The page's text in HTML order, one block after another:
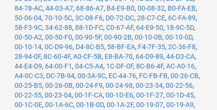
84-78-AC, 44-03-A7, 68-86-A7, B4-E9-B0, 00-08-32, B0-FA-EB,
50-06-04, 70-10-5C, 3C-08-F6, D0-72-DC, 28-C7-CE, 6C-FA-89,
58-F3-9C, 34-62-88, 88-1D-FC, C0-67-AF, 64-E9-50, 18-9C-5D,
00-50-A2, 00-50-F0, 00-90-5F, 00-90-2B, 00-10-0B, 00-10-0D,
00-10-14, 0C-D9-96, D4-8C-B5, 58-BF-EA, F4-7F-35, 2C-36-F8,
28-94-0F, 8C-60-4F, A0-CF-5B, E8-BA-70, 64-D9-89, 44-D3-CA,
44-E4-D9, 64-00-F1 , 04-C5-A4, 1C-DF-0F, 8C-B6-4F, AC-A0-16,
A4-0C-C3, DC-7B-94, 00-3A-9C, EC-44-76, FC-FB-FB, 00-26-CB,
00-25-B5, 00-26-0B, 00-24-F9, 00-24-98, 00-23-34, 00-22-56,
00-22-55, 00-23-04, 00-1F-CA, 00-1D-E6, 00-1F-27, 00-1D-45,
00-1C-0E, 00-1A-6C, 00-1B-0D, 00-1A-2F, 00-19-07, 00-19-A9,